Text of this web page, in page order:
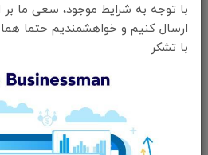
با توجه به شرایط موجود، سعی ما
ارسال کنیم و خواهشمندیم حتما
با تشکر